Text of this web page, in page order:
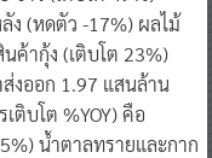
ง (หดตัว -17%) ผลไม้
ค้ากุ้ง (เติบโต 23%)
งออก 1.97 แสนล้าน
ติบโต %YOY) คือ
น้ำตาลทรายและกาก